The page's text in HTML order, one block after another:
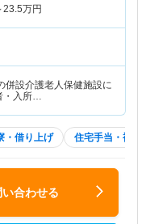
23.5万円
併設介護老人保健施設に
・入所…
・借り上げ 住宅手当・補助
合わせる